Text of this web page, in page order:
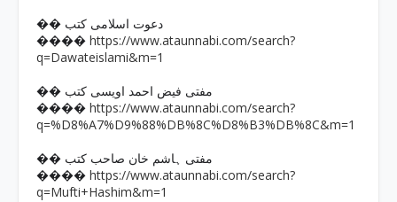
�� دعوت اسلامی کتب
���� https://www.ataunnabi.com/search?
q=Dawateislami&m=1
�� مفتی فیض احمد اویسی کتب
���� https://www.ataunnabi.com/search?
q=%D8%A7%D9%88%DB%8C%D8%B3%DB%8C&m=1
�� مفتی ہاشم خان صاحب کتب
���� https://www.ataunnabi.com/search?
q=Mufti+Hashim&m=1